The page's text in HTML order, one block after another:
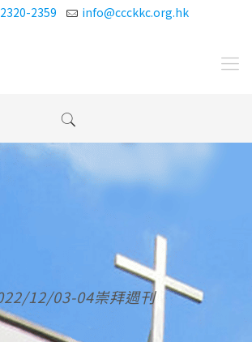
2359 info@ccckkc.org.hk
12/03-04崇拜週刊